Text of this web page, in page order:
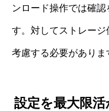
ンロード操作では確
す。対してストレー
考慮する必要がありま
設定を最大限